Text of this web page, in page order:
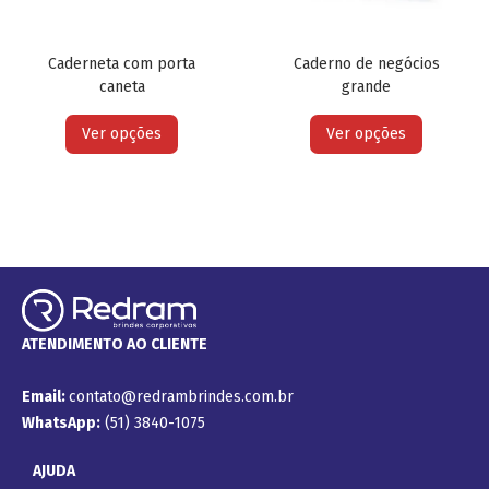
Caderneta com porta
caneta
Ver opções
Caderno de negócios
grande
Ver opções
ATENDIMENTO AO CLIENTE
Email:contato@redrambrindes.com.br
WhatsApp: (51) 3840-1075
AJUDA